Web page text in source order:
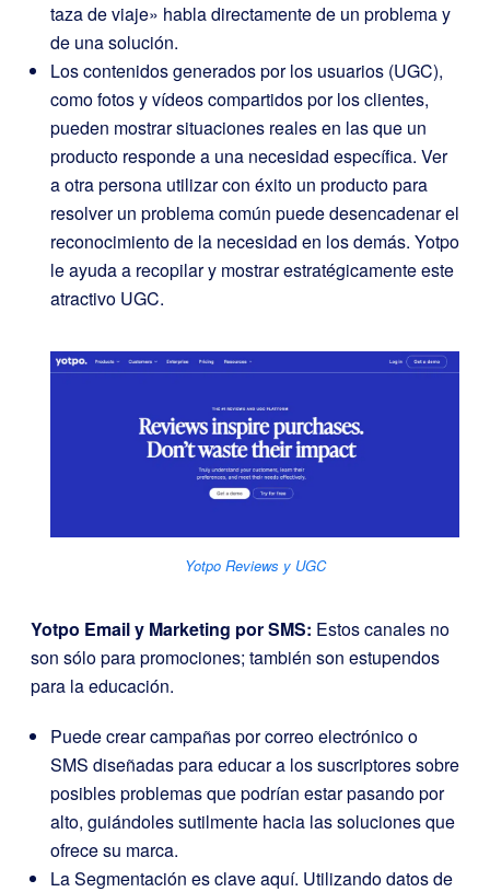
taza de viaje» habla directamente de un problema y
de una solución.
Los contenidos generados por los usuarios (UGC),
como fotos y vídeos compartidos por los clientes,
pueden mostrar situaciones reales en las que un
producto responde a una necesidad específica. Ver
a otra persona utilizar con éxito un producto para
resolver un problema común puede desencadenar el
reconocimiento de la necesidad en los demás. Yotpo
le ayuda a recopilar y mostrar estratégicamente este
atractivo UGC.
Yotpo Reviews y UGC
Yotpo Email y Marketing por SMS: Estos canales no
son sólo para promociones; también son estupendos
para la educación.
Puede crear campañas por correo electrónico o
SMS diseñadas para educar a los suscriptores sobre
posibles problemas que podrían estar pasando por
alto, guiándoles sutilmente hacia las soluciones que
ofrece su marca.
La Segmentación es clave aquí. Utilizando datos de